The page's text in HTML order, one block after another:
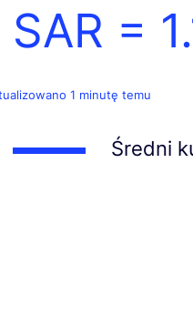
SAR =
1 minutę temu
Średni